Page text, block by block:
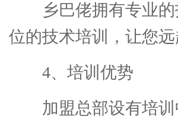
乡巴佬拥有专业
位的技术培训，让您
4、培训优势
加盟总部设有培